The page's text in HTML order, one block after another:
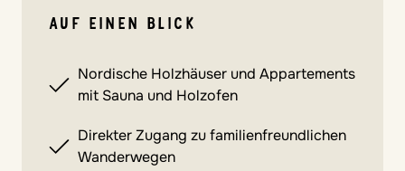
AUF EINEN BLICK
Nordische Holzhäuser und Appartements
mit Sauna und Holzofen
Direkter Zugang zu familienfreundlichen
Wanderwegen